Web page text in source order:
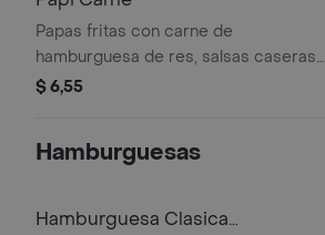
Papas fritas con carne de
hamburguesa de res, salsas caseras y
ensalada de la casa.
$ 6,55
Hamburguesas
Hamburguesa Clasica